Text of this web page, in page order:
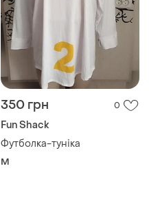
350 грн 0
Fun Shack
Футболка-туніка
M